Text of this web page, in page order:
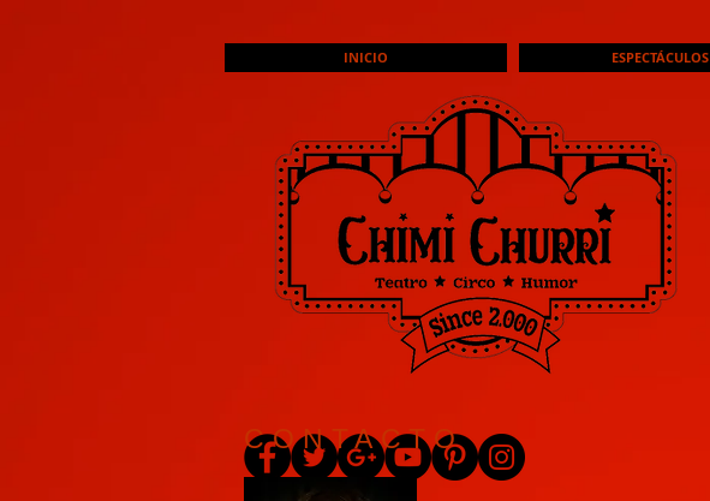
INICIO ESPECTÁCULOS
CONTACTO